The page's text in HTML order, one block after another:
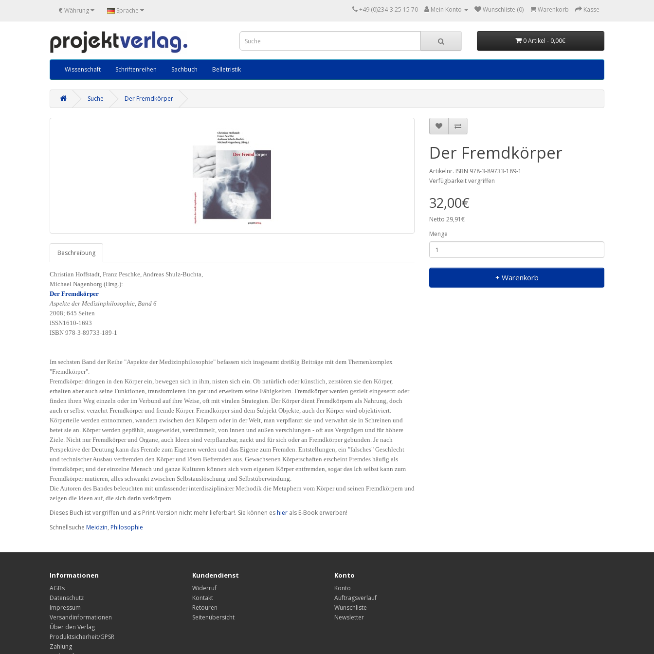
€ Währung Sprache +49 (0)234-3 25 15 70 Mein Konto Wunschliste (0) Warenkorb Kasse
0 Artikel - 0,00€
Wissenschaft Schriftenreihen Sachbuch Belletristik
Suche Der Fremdkörper
Beschreibung
Christian Hoffstadt, Franz Peschke, Andreas Shulz-Buchta,
Michael Nagenborg (Hrsg.):
Der Fremdkörper
Aspekte der Medizinphilosophie, Band 6
2008; 645 Seiten
ISSN1610-1693
ISBN 978-3-89733-189-1
Im sechsten Band der Reihe "Aspekte der Medizinphilosophie" befassen sich insgesamt dreißig Beiträge mit dem Themenkomplex
"Fremdkörper".
Fremdkörper dringen in den Körper ein, bewegen sich in ihm, nisten sich ein. Ob natürlich oder künstlich, zerstören sie den Körper,
erhalten aber auch seine Funktionen, transformieren ihn gar und erweitern seine Fähigkeiten. Fremdkörper werden gezielt eingesetzt oder
finden ihren Weg einzeln oder im Verbund auf ihre Weise, oft mit viralen Strategien. Der Körper dient Fremdkörpern als Nahrung, doch
auch er selbst verzehrt Fremdkörper und fremde Körper. Fremdkörper sind dem Subjekt Objekte, auch der Körper wird objektiviert:
Körperteile werden entnommen, wandern zwischen den Körpern oder in der Welt, man verpflanzt sie und verwahrt sie in Schreinen und
betet sie an. Körper werden gepfählt, ausgeweidet, verstümmelt, von innen und außen verschlungen - oft aus Vergnügen und für höhere
Ziele. Nicht nur Fremdkörper und Organe, auch Ideen sind verpflanzbar, nackt und für sich oder an Fremdkörper gebunden. Je nach
Perspektive der Deutung kann das Fremde zum Eigenen werden und das Eigene zum Fremden. Entstellungen, ein "falsches" Geschlecht
und technischer Ausbau verfremden den Körper und lösen Befremden aus. Gewachsenen Körperschaften erscheint Fremdes häufig als
Fremdkörper, und der einzelne Mensch und ganze Kulturen können sich vom eigenen Körper entfremden, sogar das Ich selbst kann zum
Fremdkörper mutieren, alles schwankt zwischen Selbstauslöschung und Selbstüberwindung.
Die Autoren des Bandes beleuchten mit umfassender interdisziplinärer Methodik die Metaphern vom Körper und seinen Fremdkörpern und
zeigen die Ideen auf, die sich darin verkörpern.
Dieses Buch ist vergriffen und als Print-Version nicht mehr lieferbar!. Sie können eshier als E-Book erwerben!
Der Fremdkörper
Artikelnr. ISBN 978-3-89733-189-1
Verfügbarkeit vergriffen
32,00€
Netto 29,91€
Menge
+ Warenkorb
Schnellsuche Meidzin, Philosophie
Informationen
AGBs
Datenschutz
Impressum
Versandinformationen
Über den Verlag
Produktsicherheit/GPSR
Zahlung
Kundendienst
Widerruf
Kontakt
Retouren
Seitenübersicht
Konto
Konto
Auftragsverlauf
Wunschliste
Newsletter